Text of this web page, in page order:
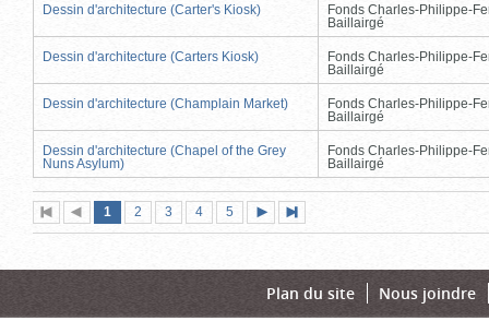
Dessin d'architecture (Carter's Kiosk)
Fonds Charles-Philippe-
Baillairgé
Dessin d'architecture (Carters Kiosk)
Fonds Charles-Philippe-
Baillairgé
Dessin d'architecture (Champlain Market)
Fonds Charles-Philippe-
Baillairgé
Dessin d'architecture (Chapel of the Grey
Nuns Asylum)
Fonds Charles-Philippe-
Baillairgé
Première
page
Page
précédente
Page
1 (page
actuelle)
Page
2 Page
3 Page
4 Page
5
suivante
page
Plan du site Nous joindre